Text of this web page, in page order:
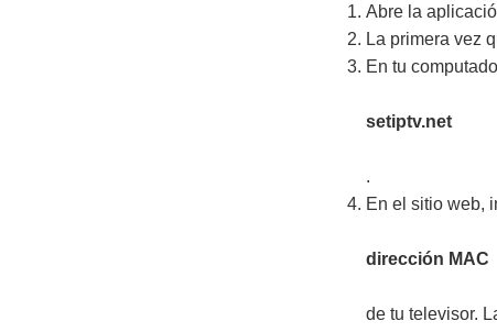
Abre la
La primera vez
En tu
setiptv.net
.
En el sitio web,
dirección MAC
de tu televisor.